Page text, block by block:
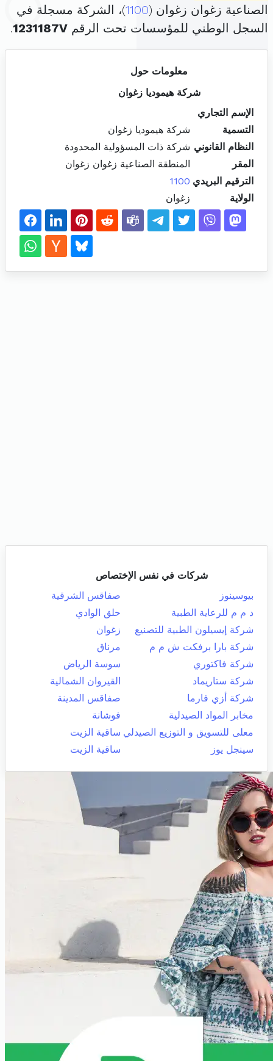
الصناعية زغوان زغوان (1100)، الشركة مسجلة في
السجل الوطني للمؤسسات تحت الرقم 1231187V
.
معلومات حول
شركة هيموديا زغوان
الإسم التجاري
التسمية
شركة هيموديا زغوان
النظام القانوني شركة ذات المسؤولية المحدودة
المقر
المنطقة الصناعية زغوان زغوان
الترقيم البريدي 1100
الولاية
زغوان
شركات في نفس الإختصاص
بيوسينوز
صفاقس الشرقية
د م م للرعاية الطبية
حلق الوادي
شركة إيسيلون الطبية للتصنيع
زغوان
شركة بارا برفكت ش م م
مرناق
شركة فاكتوري
سوسة الرياض
شركة ستاريماد
القيروان الشمالية
شركة أزي فارما
صفاقس المدينة
مخابر المواد الصيدلية
فوشانة
معلى للتسويق و التوزيع الصيدلي ساقية الزيت
سينجل يوز
ساقية الزيت